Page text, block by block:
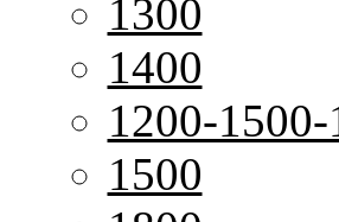
1300
1400
1200-
1500